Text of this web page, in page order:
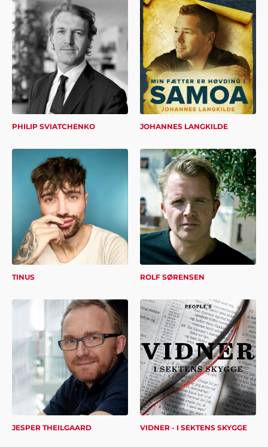
PHILIP SVIATCHENKO JOHANNES LANGKILDE
TINUS ROLF SØRENSEN
JESPER THEILGAARD VIDNER - I SEKTENS SKYGGE